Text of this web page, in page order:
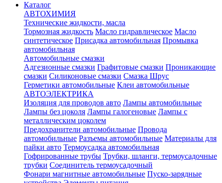
Каталог
АВТОХИМИЯ
Технические жидкости, масла
Тормозная жидкость Масло гидравлическое Масло
синтетическое Присадка автомобильная Промывка
автомобильная
Автомобильные смазки
Адгезионные смазки Графитовые смазки Проникающие
смазки Силиконовые смазки Смазка Шрус
Герметики автомобильные Клеи автомобильные
АВТОЭЛЕКТРИКА
Изоляция для проводов авто Лампы автомобильные
Лампы без цоколя Лампы галогеновые Лампы с
металлическим цоколем
Предохранители автомобильные Провода
автомобильные Разъемы автомобильные Материалы для
пайки авто Термоусадка автомобильная
Гофрированные трубы Трубки, шланги, термоусадочные
трубки Соединитель термоусадочный
Фонари магнитные автомобильные Пуско-зарядные